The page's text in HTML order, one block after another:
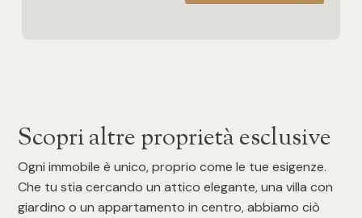
Scopri altre proprietà esclusive
Ogni immobile è unico, proprio come le tue esigenze.
Che tu stia cercando un attico elegante, una villa con
giardino o un appartamento in centro, abbiamo ciò